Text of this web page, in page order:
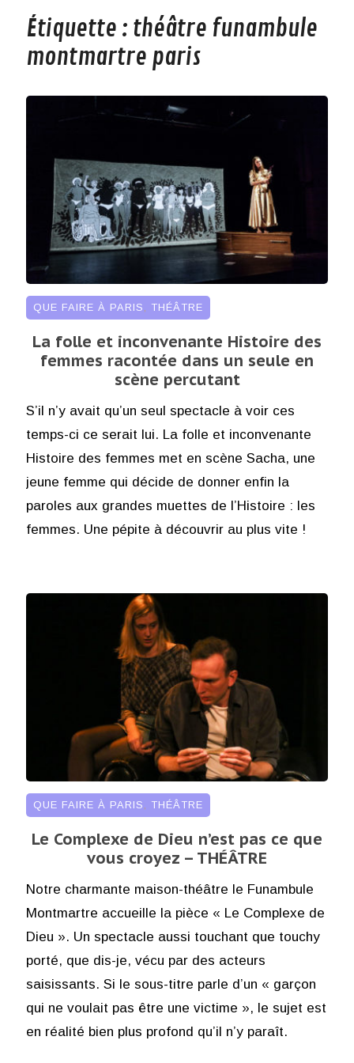
Étiquette : théâtre funambule
montmartre paris
QUE FAIRE À PARIS THÉÂTRE
La folle et inconvenante Histoire des
femmes racontée dans un seule en
scène percutant
S’il n’y avait qu’un seul spectacle à voir ces
temps-ci ce serait lui. La folle et inconvenante
Histoire des femmes met en scène Sacha, une
jeune femme qui décide de donner enfin la
paroles aux grandes muettes de l’Histoire : les
femmes. Une pépite à découvrir au plus vite !
QUE FAIRE À PARIS , THÉÂTRE
Le Complexe de Dieu n’est pas ce que
vous croyez – THÉÂTRE
Notre charmante maison-théâtre le Funambule
Montmartre accueille la pièce « Le Complexe de
Dieu ». Un spectacle aussi touchant que touchy
porté, que dis-je, vécu par des acteurs
saisissants. Si le sous-titre parle d’un « garçon
qui ne voulait pas être une victime », le sujet est
en réalité bien plus profond qu’il n’y paraît.